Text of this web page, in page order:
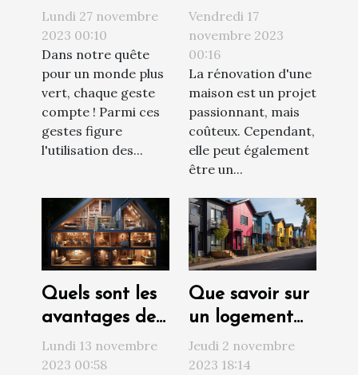
l'utilisation des
étendoirs à
linge
Lundi 27 novembre
2023 00:10
Dans notre quête
pour un monde plus
vert, chaque geste
compte ! Parmi ces
gestes figure
l'utilisation des...
peut
augmenter la
valeur de votre
propriété
Vendredi 17
novembre 2023
00:16
La rénovation d'une
maison est un projet
passionnant, mais
coûteux. Cependant,
elle peut également
être un...
Quels sont les
avantages de
l’isolation
thermique par
Lundi 13 novembre
2023 00:58
Que savoir sur
un logement
social ?
Jeudi 2 novembre
2023 18:14